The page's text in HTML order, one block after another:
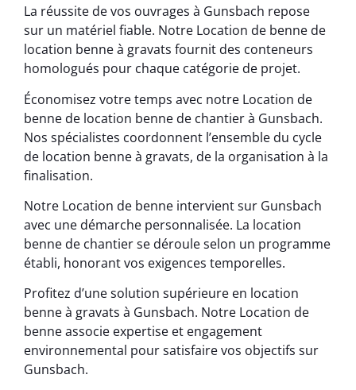
La réussite de vos ouvrages à Gunsbach repose
sur un matériel fiable. Notre Location de benne de
location benne à gravats fournit des conteneurs
homologués pour chaque catégorie de projet.
Économisez votre temps avec notre Location de
benne de location benne de chantier à Gunsbach.
Nos spécialistes coordonnent l’ensemble du cycle
de location benne à gravats, de la organisation à la
finalisation.
Notre Location de benne intervient sur Gunsbach
avec une démarche personnalisée. La location
benne de chantier se déroule selon un programme
établi, honorant vos exigences temporelles.
Profitez d’une solution supérieure en location
benne à gravats à Gunsbach. Notre Location de
benne associe expertise et engagement
environnemental pour satisfaire vos objectifs sur
Gunsbach.